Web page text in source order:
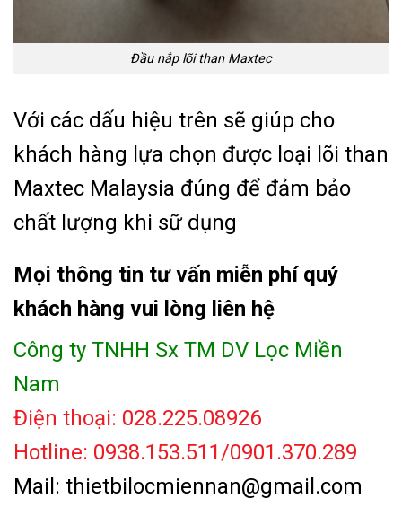
Đầu nắp lõi than Maxtec
Với các dấu hiệu trên sẽ giúp cho
khách hàng lựa chọn được loại lõi than
Maxtec Malaysia đúng để đảm bảo
chất lượng khi sữ dụng
Mọi thông tin tư vấn miễn phí quý
khách hàng vui lòng liên hệ
Công ty TNHH Sx TM DV Lọc Miền
Nam
Điện thoại: 028.225.08926
Hotline: 0938.153.511/0901.370.289
Mail: thietbilocmiennan@gmail.com